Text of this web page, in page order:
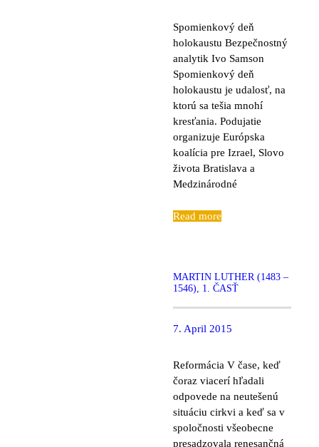
Spomienkový deň
holokaustu Bezpečnostný
analytik Ivo Samson
Spomienkový deň
holokaustu je udalosť, na
ktorú sa tešia mnohí
kresťania. Podujatie
organizuje Európska
koalícia pre Izrael, Slovo
života Bratislava a
Medzinárodné
Read more
MARTIN LUTHER (1483 –
1546), 1. ČASŤ
7. April 2015
Reformácia V čase, keď
čoraz viacerí hľadali
odpovede na neutešenú
situáciu cirkvi a keď sa v
spoločnosti všeobecne
presadzovala renesančná